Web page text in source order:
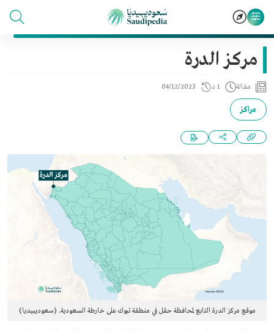
مركز الدرة
مقالة 1 د 04/12/2023
مراكز
موقع مركز الدرة التابع لمحافظة حقل في منطقة تبوك على خارطة السعودية. (سعوديبيديا)